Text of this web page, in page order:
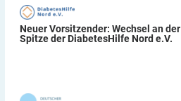
Neuer Vorsitzender: Wechsel an der
Spitze der DiabetesHilfe Nord e.V.